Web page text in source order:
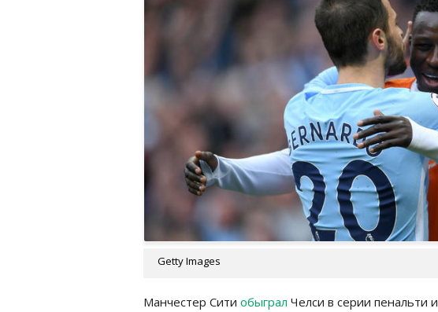
Getty Images
Манчестер Сити обыграл Челси в серии пенальти и